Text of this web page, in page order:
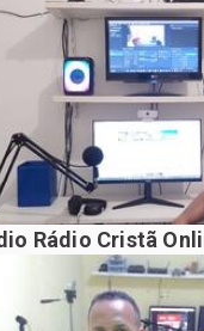
Rádio Cristã